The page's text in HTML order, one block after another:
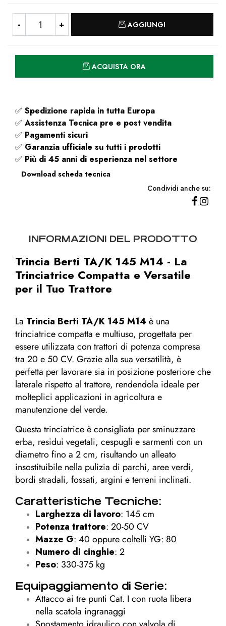
AGGIUNGI
ACQUISTA ORA
✅ Spedizione rapida in tutta Europa
✅ Assistenza Tecnica pre e post vendita
✅ Pagamenti sicuri
✅ Garanzia ufficiale su tutti i prodotti
✅ Più di 45 anni di esperienza nel settore
Download scheda tecnica
Condividi anche su:
INFORMAZIONI DEL PRODOTTO
Trincia Berti TA/K 145 M14 - La
Trinciatrice Compatta e Versatile
per il Tuo Trattore
La Trincia Berti TA/K 145 M14 è una
trinciatrice compatta e multiuso, progettata per
essere utilizzata con trattori di potenza compresa
tra 20 e 50 CV. Grazie alla sua versatilità, è
perfetta per lavorare sia in posizione posteriore che
laterale rispetto al trattore, rendendola ideale per
molteplici applicazioni in agricoltura e
manutenzione del verde.
Questa trinciatrice è consigliata per sminuzzare
erba, residui vegetali, cespugli e sarmenti con un
diametro fino a 2 cm, risultando un alleato
insostituibile nella pulizia di parchi, aree verdi,
bordi stradali, fossati, argini e terreni inclinati.
Caratteristiche Tecniche:
Larghezza di lavoro: 145 cm
Potenza trattore: 20-50 CV
Mazze G: 40 oppure coltelli YG: 80
Numero di cinghie: 2
Peso: 330-375 kg
Equipaggiamento di Serie:
Attacco ai tre punti Cat. I con ruota libera
nella scatola ingranaggi